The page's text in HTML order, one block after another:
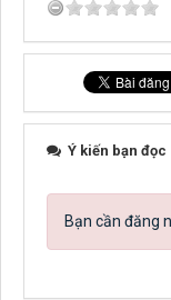
Ý kiến bạn đọc
Bạn cần đăng